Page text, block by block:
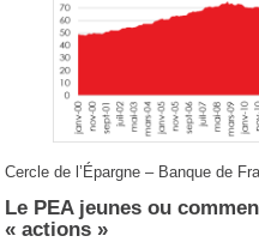
Cercle de l’Épargne – Banque de
Le PEA jeunes ou
« actions »